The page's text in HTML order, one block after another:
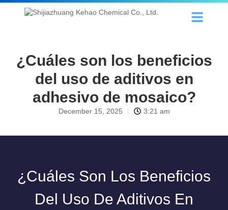
¿Cuáles son los beneficios
del uso de aditivos en
adhesivo de mosaico?
December 15, 2025 3:21 am
¿Cuáles Son Los Beneficios
Del Uso De Aditivos En